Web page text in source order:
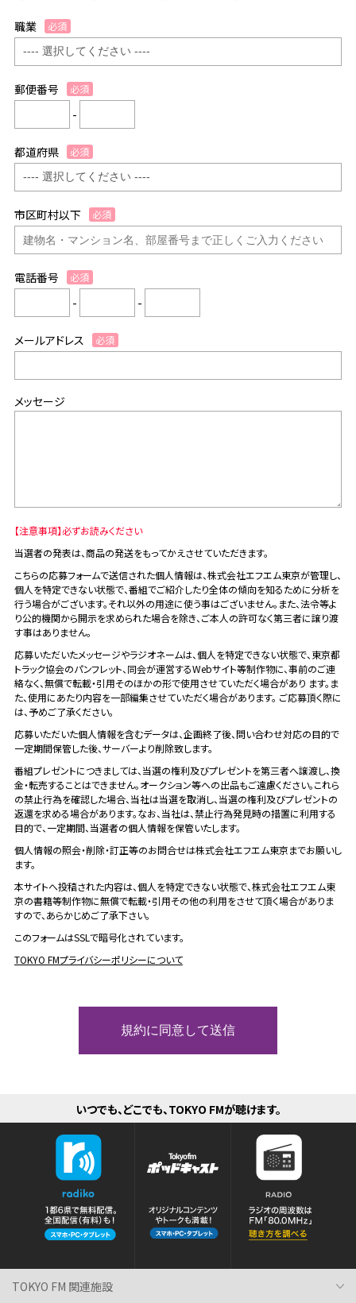
職業 必須
郵便番号 必須
-
都道府県 必須
市区町村以下 必須
電話番号 必須
- -
メールアドレス 必須
メッセージ
【注意事項】必ずお読みください
当選者の発表は、商品の発送をもってかえさせていただきます。
こちらの応募フォームで送信された個人情報は、株式会社エフエム東京が管理し、
個人を特定できない状態で、番組でご紹介したり全体の傾向を知るために分析を
行う場合がございます。それ以外の用途に使う事はございません。また、法令等よ
り公的機関から開示を求められた場合を除き、ご本人の許可なく第三者に譲り渡
す事はありません。
応募いただいたメッセージやラジオネームは、個人を特定できない状態で、東京都
トラック協会のパンフレット、同会が運営するWebサイト等制作物に、事前のご連
絡なく、無償で転載・引用そのほかの形で使用させていただく場合があり ます。ま
た、使用にあたり内容を一部編集させていただく場合があります。 ご応募頂く際に
は、予めご了承ください。
応募いただいた個人情報を含むデータは、企画終了後、問い合わせ対応の目的で
一定期間保管した後、サーバーより削除致します。
番組プレゼントにつきましては、当選の権利及びプレゼントを第三者へ譲渡し、換
金・転売することはできません。オークション等への出品もご遠慮ください。これら
の禁止行為を確認した場合、当社は当選を取消し、当選の権利及びプレゼントの
返還を求める場合があります。なお、当社は、禁止行為発見時の措置に利用する
目的で、一定期間、当選者の個人情報を保管いたします。
個人情報の照会・削除・訂正等のお問合せは株式会社エフエム東京までお願いし
ます。
本サイトへ投稿された内容は、個人を特定できない状態で、株式会社エフエム東
京の書籍等制作物に無償で転載・引用その他の利用をさせて頂く場合がありま
すので、あらかじめご了承下さい。
このフォームはSSLで暗号化されています。
TOKYO FMプライバシーポリシーについて
いつでも、どこでも、TOKYO FMが聴けます。
TOKYO FM 関連施設